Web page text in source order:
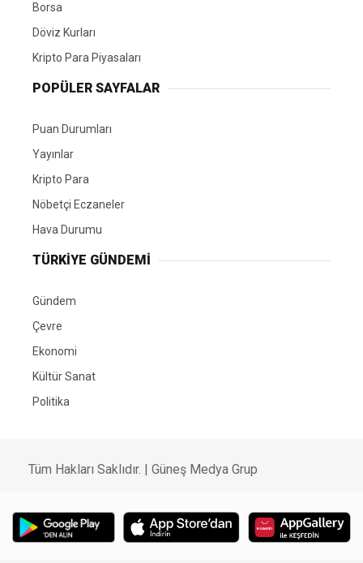
Borsa
Döviz Kurları
Kripto Para Piyasaları
POPÜLER SAYFALAR
Puan Durumları
Yayınlar
Kripto Para
Nöbetçi Eczaneler
Hava Durumu
TÜRKIYE GÜNDEMI
Gündem
Çevre
Ekonomi
Kültür Sanat
Politika
Tüm Hakları Saklıdır. | Güneş Medya Grup